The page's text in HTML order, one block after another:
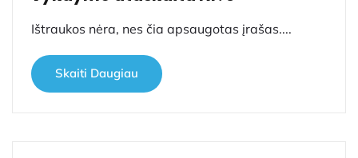
Ištraukos nėra, nes čia apsaugotas įrašas....
Skaiti Daugiau